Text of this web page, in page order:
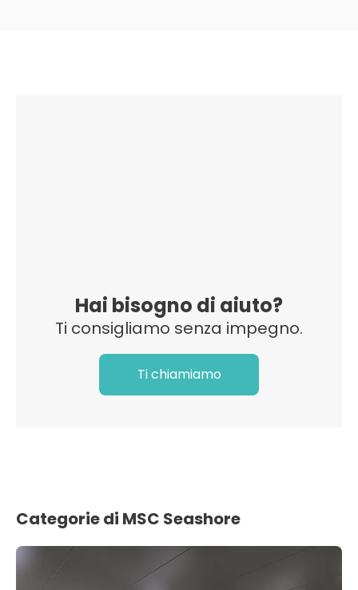
Hai bisogno di aiuto?
Ti consigliamo senza impegno.
Ti chiamiamo
Categorie di MSC Seashore